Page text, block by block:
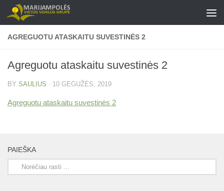
Skip to content
AGREGUOTU ATASKAITU SUVESTINĖS 2
Agreguotu ataskaitu suvestinės 2
BY SAULIUS · 10 GEGUŽĖS, 2019
Agreguotu ataskaitu suvestinės 2
PAIEŠKA